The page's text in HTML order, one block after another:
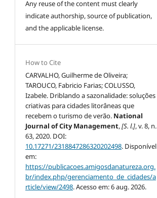
Any reuse of the content must clearly
indicate authorship, source of publication,
and the applicable license.
How to Cite
CARVALHO, Guilherme de Oliveira;
TAROUCO, Fabricio Farias; COLUSSO,
Izabele. Driblando a sazonalidade: soluções
criativas para cidades litorâneas que
recebem o turismo de verão. National
Journal of City Management,[S. l.], v. 8, n.
63, 2020. DOI:
10.17271/2318847286320202498. Disponível
em:
https://publicacoes.amigosdanatureza.org.
br/index.php/gerenciamento_de_cidades/a
rticle/view/2498. Acesso em: 6 aug. 2026.